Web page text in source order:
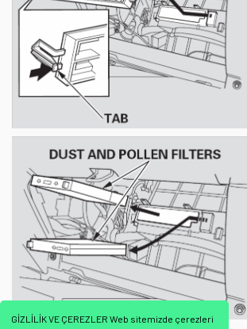
GİZLİLİK VE ÇEREZLER Web sitemizde çerezleri